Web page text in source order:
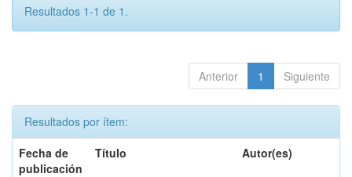
Resultados 1-1 de 1.
Anterior 1 Siguiente
Resultados por ítem:
Fecha de
publicación
Título Autor(es)